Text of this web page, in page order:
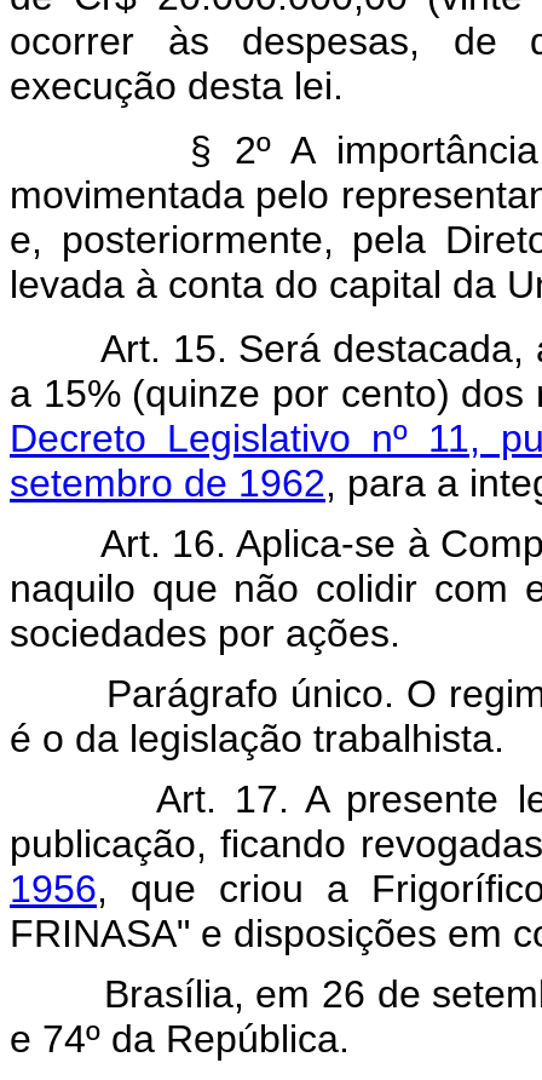
ocorrer às despesas, de
execução desta lei.
§ 2º A
movimentada pelo
e, posteriormente, pela
levada à conta do capital da
Art. 15. Será destacada,
a 15% (quinze por cento)
Decreto Legislativo nº 11,
setembro de 1962, para a
Art. 16. Aplica-se à
naquilo que não colidir com
sociedades por ações.
Parágrafo único. O
é o da legislação trabalhista.
Art. 17. A presente
publicação, ficando
1956, que criou a
FRINASA" e disposições em
Brasília, em 26 de
e 74º da República.